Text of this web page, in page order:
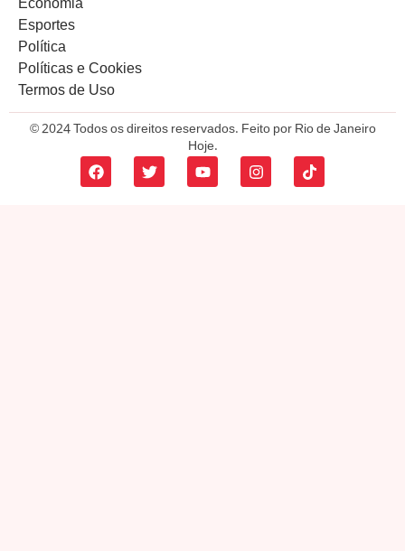
Economia
Esportes
Política
Políticas e Cookies
Termos de Uso
© 2024 Todos os direitos reservados. Feito por Rio de Janeiro
Hoje.